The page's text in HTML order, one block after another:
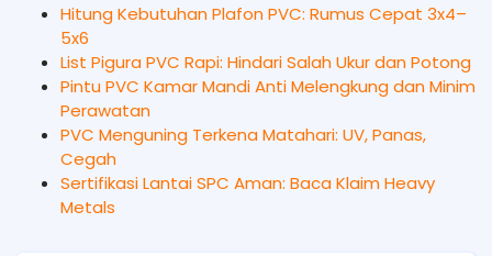
Hitung Kebutuhan Plafon PVC: Rumus Cepat 3x4–
5x6
List Pigura PVC Rapi: Hindari Salah Ukur dan Potong
Pintu PVC Kamar Mandi Anti Melengkung dan Minim
Perawatan
PVC Menguning Terkena Matahari: UV, Panas,
Cegah
Sertifikasi Lantai SPC Aman: Baca Klaim Heavy
Metals